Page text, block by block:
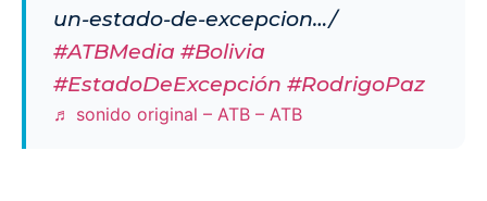
un-estado-de-excepcion…/
#ATBMedia #Bolivia
#EstadoDeExcepción #RodrigoPaz
♬ sonido original – ATB – ATB